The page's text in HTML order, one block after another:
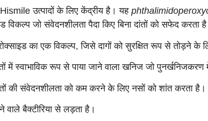
उत्पादों के लिए केंद्रीय है। यह
विकल्प जो संवेदनशीलता पैदा किए बिना दांतों को सफेद करता
का एक विकल्प, जिसे दागों को सुरक्षित रूप से तोड़ने के
में स्वाभाविक रूप से पाया जाने वाला खनिज जो पुनर्खनिजकरण
की संवेदनशीलता को कम करने के लिए नसों को शांत करता है।
वाले बैक्टीरिया से लड़ता है।